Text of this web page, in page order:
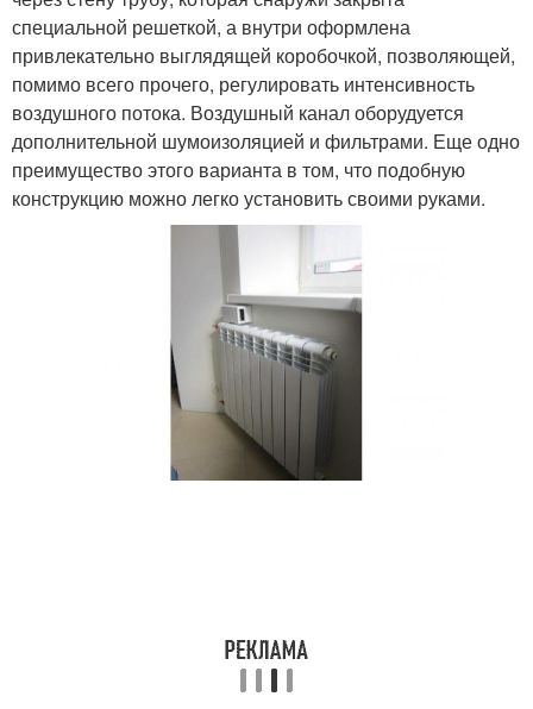
специальной решеткой, а внутри оформлена
привлекательно выглядящей коробочкой, позволяющей,
помимо всего прочего, регулировать интенсивность
воздушного потока. Воздушный канал оборудуется
дополнительной шумоизоляцией и фильтрами. Еще одно
преимущество этого варианта в том, что подобную
конструкцию можно легко установить своими руками.